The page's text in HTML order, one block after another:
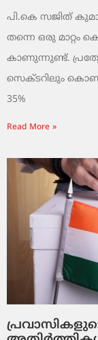
പി.കെ സജിത്
തന്നെ ഒരു മാറ്റം
കാണുന്നുണ്ട്.
സെക്ടറിലും കൊണ്ടു
35%
Read More »